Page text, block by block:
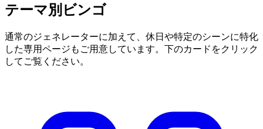
テーマ別ビンゴ
通常のジェネレーターに加えて、休日や特定のシーンに特化
した専用ページもご用意しています。下のカードをクリック
してご覧ください。